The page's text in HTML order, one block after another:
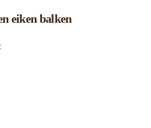
eiken balken